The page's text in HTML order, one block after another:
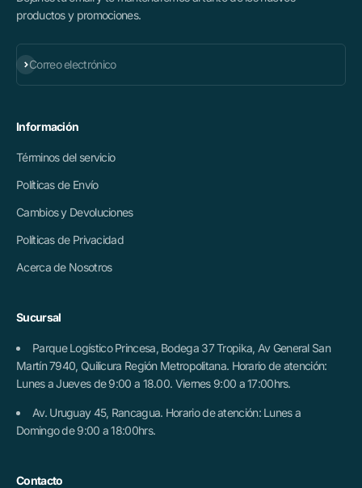
productos y promociones.
Correo electrónico
Suscribirse
Información
Términos del servicio
Políticas de Envío
Cambios y Devoluciones
Políticas de Privacidad
Acerca de Nosotros
Sucursal
Parque Logístico Princesa, Bodega 37 Tropika, Av General San
Martín 7940, Quilicura Región Metropolitana. Horario de atención:
Lunes a Jueves de 9:00 a 18.00. Viernes 9:00 a 17:00hrs.
Av. Uruguay 45, Rancagua. Horario de atención: Lunes a
Domingo de 9:00 a 18:00hrs.
Contacto